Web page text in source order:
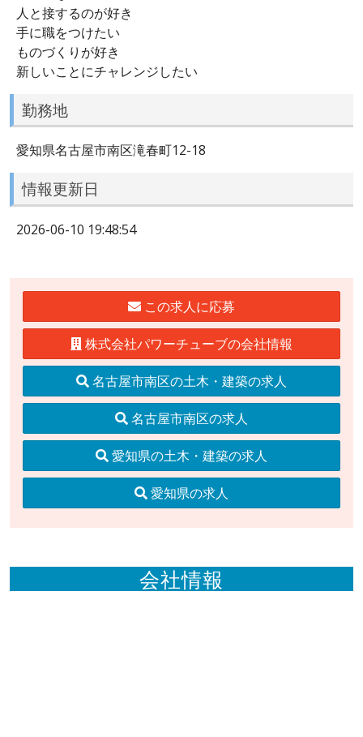
人と接するのが好き
手に職をつけたい
ものづくりが好き
新しいことにチャレンジしたい
勤務地
愛知県名古屋市南区滝春町12-18
情報更新日
2026-06-10 19:48:54
この求人に応募
株式会社パワーチューブの会社情報
名古屋市南区の土木・建築の求人
名古屋市南区の求人
愛知県の土木・建築の求人
愛知県の求人
会社情報